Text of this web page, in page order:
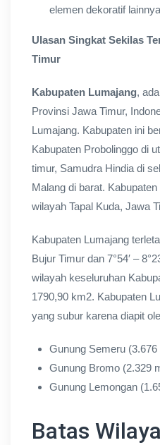
elemen dekoratif
Ulasan Singkat Sekilas
Timur
Kabupaten Lumajang,
Provinsi Jawa Timur,
Lumajang. Kabupaten ini
Kabupaten Probolinggo di
timur, Samudra Hindia di
Malang di barat.
wilayah Tapal Kuda, Jawa
Kabupaten Lumajang
Bujur Timur dan 7°54′ –
wilayah keseluruhan
1790,90 km2. Kabupaten
yang subur karena diapit
Gunung Semeru (3.676
Gunung Bromo (2.329
Gunung Lemongan
Batas